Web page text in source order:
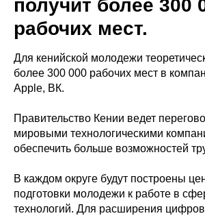
получит более 300
рабочих мест.
Для кенийской молодежи
более 300 000 рабочих мест в
Apple, ВК.
Правительство Кении ведет
мировыми технологическими
обеспечить больше возможностей
В каждом округе будут построены
подготовки молодежи к работе в
технологий. Для расширения